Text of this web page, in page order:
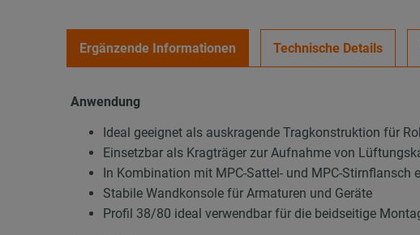
Ergänzende Informationen Technische Details
Anwendung
Ideal geeignet als auskragende Tragkonstruktion für
Einsetzbar als Kragträger zur Aufnahme von
In Kombination mit MPC-Sattel- und MPC-
Stabile Wandkonsole für Armaturen und Geräte
Profil 38/80 ideal verwendbar für die beidseitige